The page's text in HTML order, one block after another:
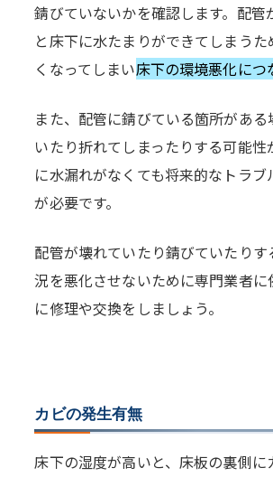
錆びていないかを確認します。配管
と床下に水たまりができてしまう
くなってしまい床下の環境悪化につ
また、配管に錆びている箇所があ
いたり折れてしまったりする可能性
に水漏れがなくても将来的なトラブ
が必要です。
配管が壊れていたり錆びていたり
況を悪化させないために専門業者に
に修理や交換をしましょう。
カビの発生有無
床下の湿度が高いと、床板の裏側に